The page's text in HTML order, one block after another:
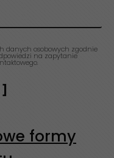
danych osobowych zgodnie
na zapytanie
formy